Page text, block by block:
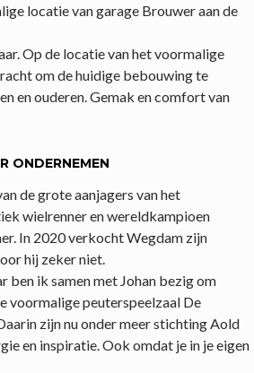
locatie van garage Brouwer aan de
Op de locatie van het voormalige
om de huidige bebouwing te
en ouderen. Gemak en comfort van
ONDERNEMEN
de grote aanjagers van het
wielrenner en wereldkampioen
In 2020 verkocht Wegdam zijn
hij zeker niet.
ben ik samen met Johan bezig om
voormalige peuterspeelzaal De
zijn nu onder meer stichting Aold
en inspiratie. Ook omdat je in je eigen